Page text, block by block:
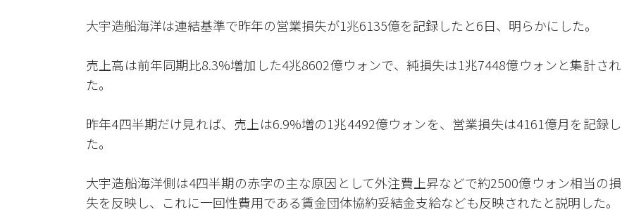
大宇造船海洋は連結基準で昨年の営業損失が1兆6135億を記録したと6日、明らかにした。
売上高は前年同期比8.3%増加した4兆8602億ウォンで、純損失は1兆7448億ウォンと集計され
た。
昨年4四半期だけ見れば、売上は6.9%増の1兆4492億ウォンを、営業損失は4161億月を記録し
た。
大宇造船海洋側は4四半期の赤字の主な原因として外注費上昇などで約2500億ウォン相当の損
失を反映し、これに一回性費用である賃金団体協約妥結金支給なども反映されたと説明した。